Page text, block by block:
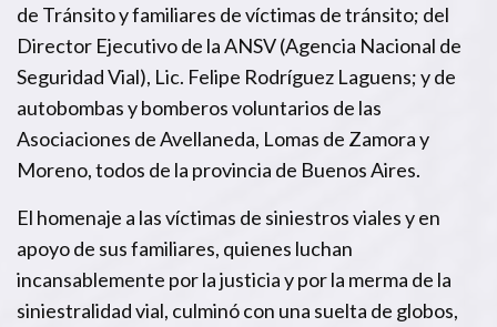
de Tránsito y familiares de víctimas de tránsito; del
Director Ejecutivo de la ANSV (Agencia Nacional de
Seguridad Vial), Lic. Felipe Rodríguez Laguens; y de
autobombas y bomberos voluntarios de las
Asociaciones de Avellaneda, Lomas de Zamora y
Moreno, todos de la provincia de Buenos Aires.
El homenaje a las víctimas de siniestros viales y en
apoyo de sus familiares, quienes luchan
incansablemente por la justicia y por la merma de la
siniestralidad vial, culminó con una suelta de globos,